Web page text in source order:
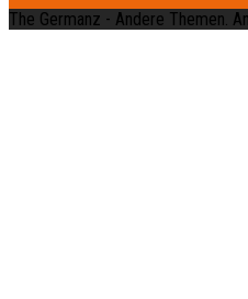
The Germanz - Andere Themen.